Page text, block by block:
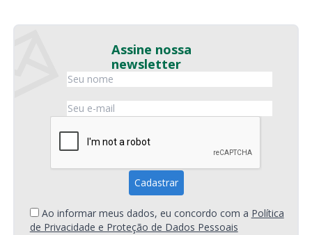
Assine nossa
newsletter
Ao informar meus dados, eu concordo com a Política
de Privacidade e Proteção de Dados Pessoais